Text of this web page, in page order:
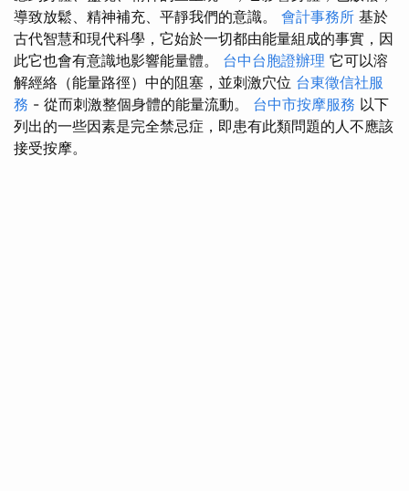
導致放鬆、精神補充、平靜我們的意識。 會計事務所 基於
古代智慧和現代科學，它始於一切都由能量組成的事實，因
此它也會有意識地影響能量體。 台中台胞證辦理 它可以溶
解經絡（能量路徑）中的阻塞，並刺激穴位 台東徵信社服
務 - 從而刺激整個身體的能量流動。 台中市按摩服務 以下
列出的一些因素是完全禁忌症，即患有此類問題的人不應該
接受按摩。